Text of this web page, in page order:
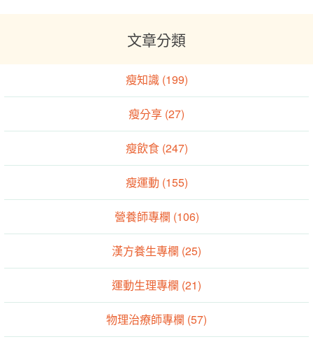
文章分類
瘦知識 (199)
瘦分享 (27)
瘦飲食 (247)
瘦運動 (155)
營養師專欄 (106)
漢方養生專欄 (25)
運動生理專欄 (21)
物理治療師專欄 (57)